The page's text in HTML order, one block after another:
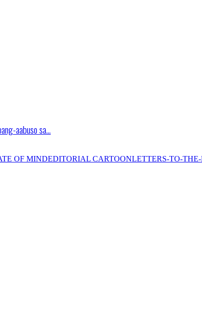
aabuso sa…
OF MINDEDITORIAL CARTOONLETTERS-TO-